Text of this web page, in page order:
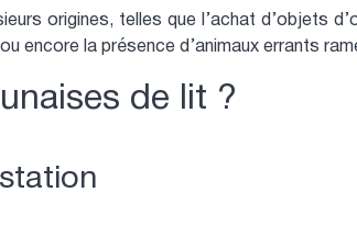
origines, telles que l’achat d’objets
encore la présence d’animaux errants
de lit ?